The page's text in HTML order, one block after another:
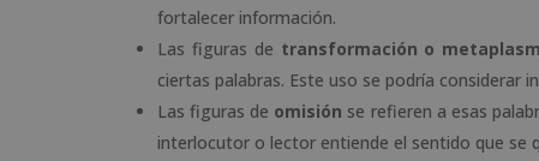
fortalecer información.
Las figuras de transformación o
ciertas palabras. Este uso se podría considerar
Las figuras de omisión se refieren a esas
interlocutor o lector entiende el sentido que se